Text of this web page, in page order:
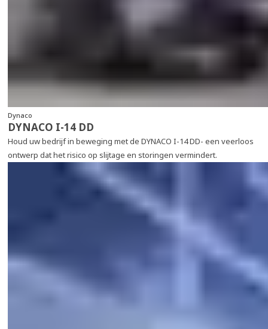
Dynaco
DYNACO I-14 DD
Houd uw bedrijf in beweging met de DYNACO I-14 DD- een veerloos
ontwerp dat het risico op slijtage en storingen vermindert.